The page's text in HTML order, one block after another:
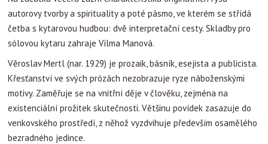
autorovy tvorby a spirituality a poté pásmo, ve kterém se střídá
četba s kytarovou hudbou: dvě interpretační cesty. Skladby pro
sólovou kytaru zahraje Vilma Manová.
Věroslav Mertl (nar. 1929) je prozaik, básník, esejista a publicista.
Křesťanství ve svých prózách nezobrazuje ryze náboženskými
motivy. Zaměřuje se na vnitřní děje v člověku, zejména na
existenciální prožitek skutečnosti. Většinu povídek zasazuje do
venkovského prostředí, z něhož vyzdvihuje především osamělého
bezradného jedince.